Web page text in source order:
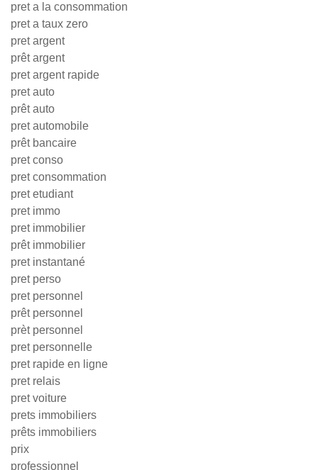
pret a la consommation
pret a taux zero
pret argent
prêt argent
pret argent rapide
pret auto
prêt auto
pret automobile
prêt bancaire
pret conso
pret consommation
pret etudiant
pret immo
pret immobilier
prêt immobilier
pret instantané
pret perso
pret personnel
prêt personnel
prèt personnel
pret personnelle
pret rapide en ligne
pret relais
pret voiture
prets immobiliers
prêts immobiliers
prix
professionnel